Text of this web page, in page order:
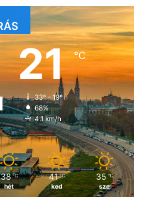
21℃
33º - 19º
68%
4.1 km/h
38 ℃
hét
41 ℃
ked
35 ℃
sze